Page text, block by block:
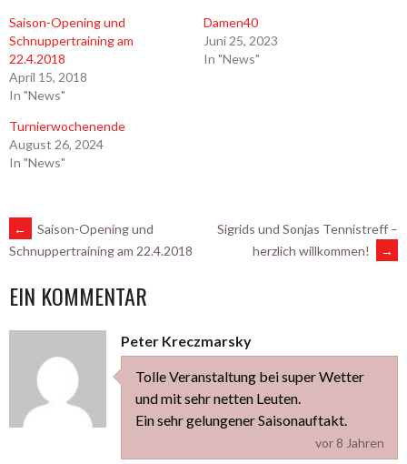
Saison-Opening und
Schnuppertraining am
22.4.2018
April 15, 2018
In "News"
Damen40
Juni 25, 2023
In "News"
Turnierwochenende
August 26, 2024
In "News"
ARTIKEL-
NAVIGATION
←
Saison-Opening und
Schnuppertraining am 22.4.2018
Sigrids und Sonjas Tennistreff –
herzlich willkommen!
→
EIN KOMMENTAR
Peter Kreczmarsky
vor 8 Jahren
Tolle Veranstaltung bei super Wetter
und mit sehr netten Leuten.
Ein sehr gelungener Saisonauftakt.